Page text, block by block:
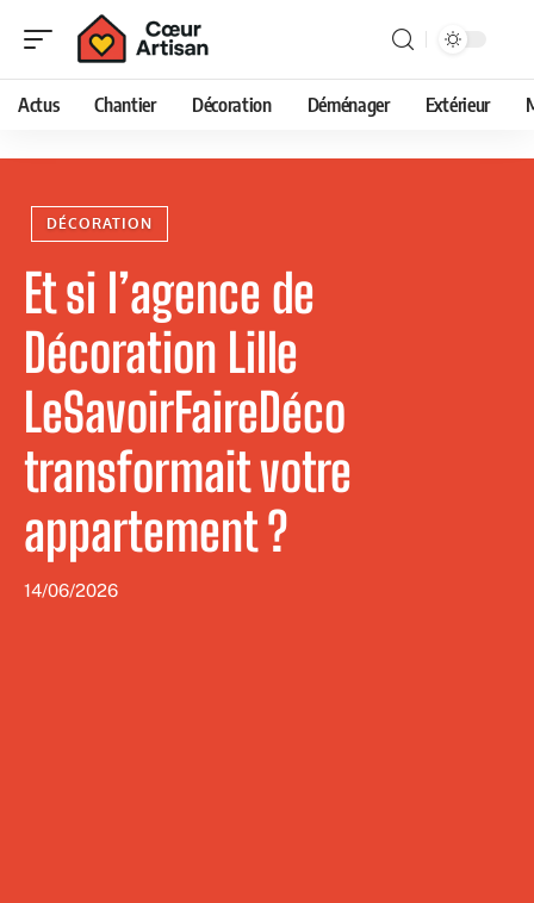
Actus Chantier Décoration Déménager Extérieur
DÉCORATION
Et si l’agence de
Décoration Lille
LeSavoirFaireDéco
transformait votre
appartement ?
14/06/2026